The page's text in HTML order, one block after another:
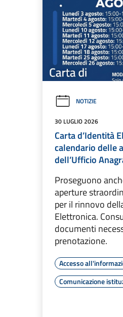
NOTIZIE
30 LUGLIO 2026
Carta d’Identità
calendario delle
dell’Ufficio
Proseguono
aperture
per il rinnovo
Elettronica.
documenti
prenotazione.
Accesso
Comunicazione